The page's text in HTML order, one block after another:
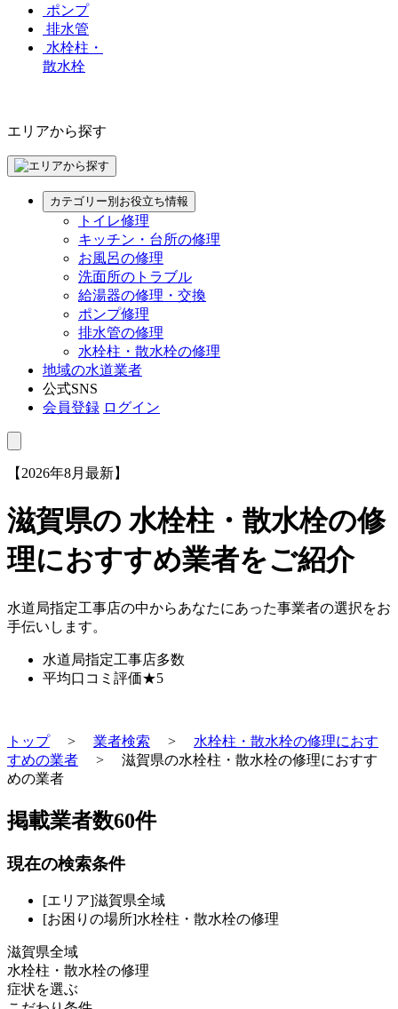
ポンプ
排水管
水栓柱・
散水栓
エリアから探す
カテゴリー別お役立ち情報
トイレ修理
キッチン・台所の修理
お風呂の修理
洗面所のトラブル
給湯器の修理・交換
ポンプ修理
排水管の修理
水栓柱・散水栓の修理
地域の水道業者
公式SNS
会員登録 ログイン
【2026年8月最新】
滋賀県の 水栓柱・散水栓の修
理におすすめ業者をご紹介
水道局指定工事店の中からあなたにあった事業者の選択をお
手伝いします。
水道局指定工事店多数
平均口コミ評価★5
トップ> 業者検索 > 水栓柱・散水栓の修理におす
すめの業者 > 滋賀県の水栓柱・散水栓の修理におすす
めの業者
掲載業者数60件
現在の検索条件
[エリア]滋賀県全域
[お困りの場所]水栓柱・散水栓の修理
滋賀県全域
水栓柱・散水栓の修理
症状を選ぶ